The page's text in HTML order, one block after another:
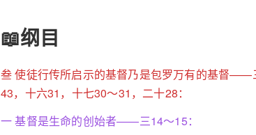
📖纲目
叁 使徒行传所启示的基督乃是包罗万有的基督
43，十六31，十七30～31，二十28：
一 基督是生命的创始者——三14～15：